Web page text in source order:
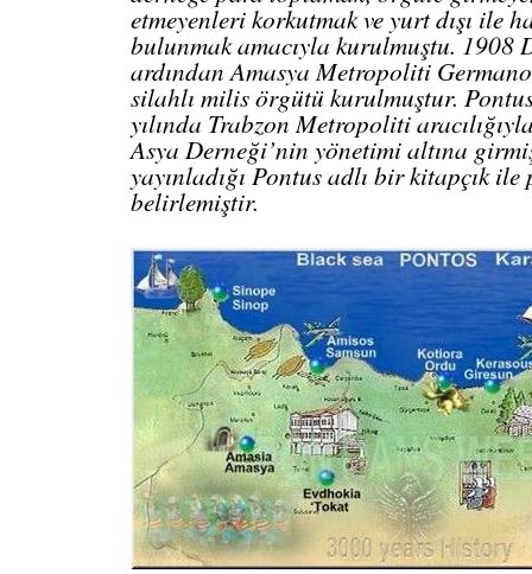
etmeyenleri korkutmak ve yurt dışı ile
bulunmak amacıyla kurulmuştu. 1908
ardından Amasya Metropoliti
silahlı milis örgütü kurulmuştur.
yılında Trabzon Metropoliti
Asya Derneği’nin yönetimi altına
yayınladığı Pontus adlı bir kitapçık ile
belirlemiştir.